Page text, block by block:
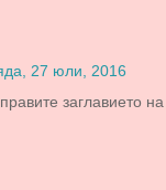
27 юли, 2016
заглавието